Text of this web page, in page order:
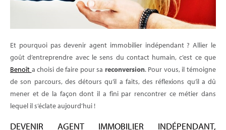
Et pourquoi pas devenir agent immobilier indépendant ? Allier le
goût d’entreprendre avec le sens du contact humain, c’est ce que
Benoît a choisi de faire pour sa reconversion. Pour vous, il témoigne
de son parcours, des détours qu’il a faits, des réflexions qu’il a dû
mener et de la façon dont il a fini par rencontrer ce métier dans
lequel il s’éclate aujourd’hui !
DEVENIR AGENT IMMOBILIER INDÉPENDANT,